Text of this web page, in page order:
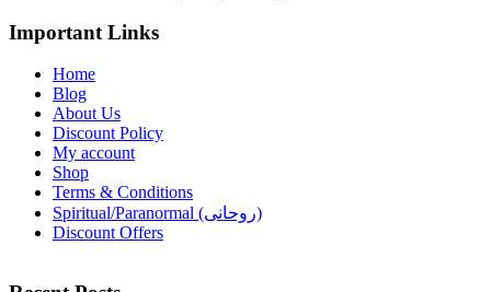
Important Links
Home
Blog
About Us
Discount Policy
My account
Shop
Terms & Conditions
Spiritual/Paranormal (روحانی)
Discount Offers